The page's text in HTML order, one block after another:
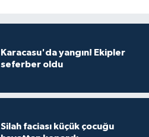
Karacasu'da yangın! Ekipler
seferber oldu
Silah faciası küçük çocuğu